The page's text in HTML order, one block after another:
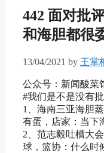
442 面对批
和海胆都很
13/04/2021 by 王掌
公众号：新闻酸菜
#我们是不是没有
1、海南三亚海胆
有蛋，店家：当下
2、范志毅吐槽大
球，篮协：什么时